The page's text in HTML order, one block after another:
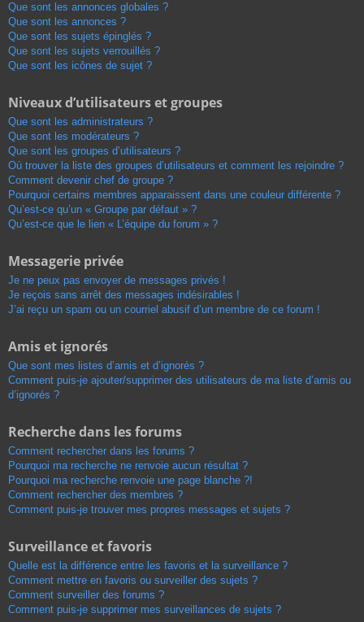
Que sont les annonces globales ?
Que sont les annonces ?
Que sont les sujets épinglés ?
Que sont les sujets verrouillés ?
Que sont les icônes de sujet ?
Niveaux d’utilisateurs et groupes
Que sont les administrateurs ?
Que sont les modérateurs ?
Que sont les groupes d’utilisateurs ?
Où trouver la liste des groupes d’utilisateurs et comment les rejoindre ?
Comment devenir chef de groupe ?
Pourquoi certains membres apparaissent dans une couleur différente ?
Qu’est-ce qu’un « Groupe par défaut » ?
Qu’est-ce que le lien « L’équipe du forum » ?
Messagerie privée
Je ne peux pas envoyer de messages privés !
Je reçois sans arrêt des messages indésirables !
J’ai reçu un spam ou un courriel abusif d’un membre de ce forum !
Amis et ignorés
Que sont mes listes d’amis et d’ignorés ?
Comment puis-je ajouter/supprimer des utilisateurs de ma liste d’amis ou
d’ignorés ?
Recherche dans les forums
Comment rechercher dans les forums ?
Pourquoi ma recherche ne renvoie aucun résultat ?
Pourquoi ma recherche renvoie une page blanche ?!
Comment rechercher des membres ?
Comment puis-je trouver mes propres messages et sujets ?
Surveillance et favoris
Quelle est la différence entre les favoris et la surveillance ?
Comment mettre en favoris ou surveiller des sujets ?
Comment surveiller des forums ?
Comment puis-je supprimer mes surveillances de sujets ?